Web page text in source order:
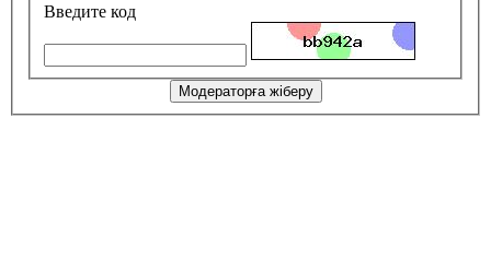
Введите код
Модераторға жіберу